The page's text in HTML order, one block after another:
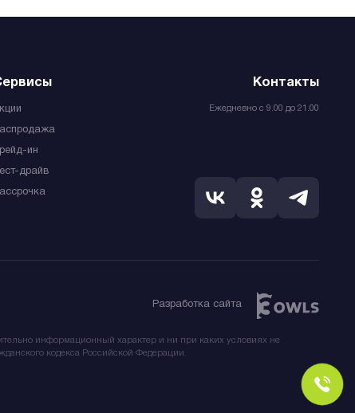
ин
драйв
Контакты
Ежедневно с 9.00 до 21.00
Разработка сайта
информационный характер и ни при каких условиях не
кодекса Российской Федерации.